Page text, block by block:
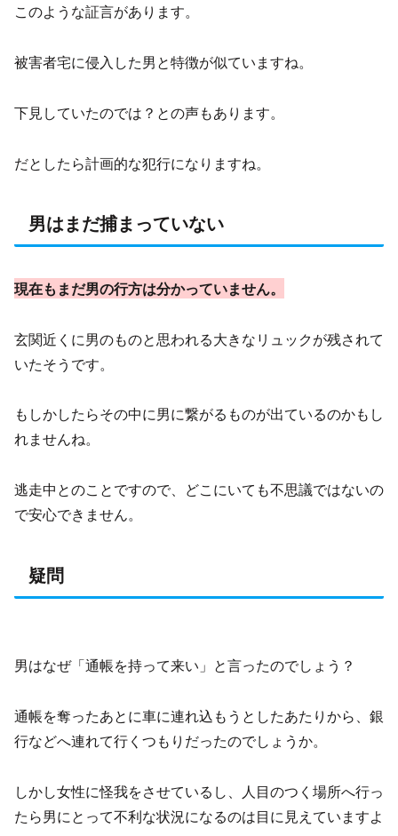
このような証言があります。
被害者宅に侵入した男と特徴が似ていますね。
下見していたのでは？との声もあります。
だとしたら計画的な犯行になりますね。
男はまだ捕まっていない
現在もまだ男の行方は分かっていません。
玄関近くに男のものと思われる大きなリュックが残されて
いたそうです。
もしかしたらその中に男に繋がるものが出ているのかもし
れませんね。
逃走中とのことですので、どこにいても不思議ではないの
で安心できません。
疑問
男はなぜ「通帳を持って来い」と言ったのでしょう？
通帳を奪ったあとに車に連れ込もうとしたあたりから、銀
行などへ連れて行くつもりだったのでしょうか。
しかし女性に怪我をさせているし、人目のつく場所へ行っ
たら男にとって不利な状況になるのは目に見えていますよ